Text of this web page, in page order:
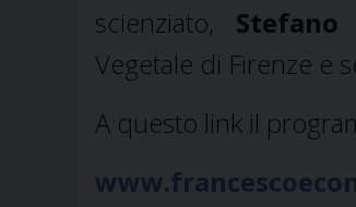
scienziato, Stefano
Vegetale di Firenze e
A questo link il